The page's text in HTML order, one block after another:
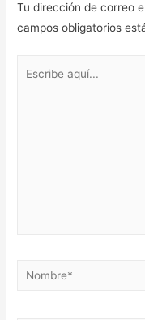
Tu dirección de correo
campos obligatorios
Nombre*